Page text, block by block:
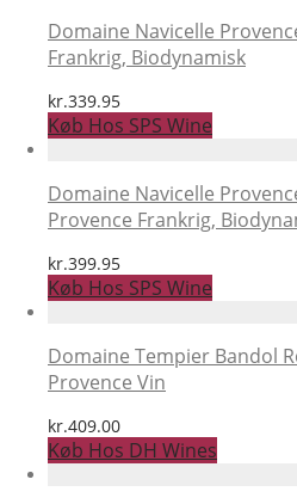
kr.1,000.00.kr.700.00.
Domaine Navicelle
Frankrig, Biodynamisk
kr.339.95
Køb Hos SPS Wine
Domaine Navicelle
Provence Frankrig,
kr.399.95
Køb Hos SPS Wine
Domaine Tempier Bandol
Provence Vin
kr.409.00
Køb Hos DH Wines